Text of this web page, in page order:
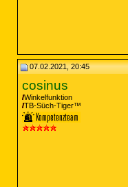
07.02.2021, 20:45
cosinus
Winkelfunktion
TB-Süch-Tiger™